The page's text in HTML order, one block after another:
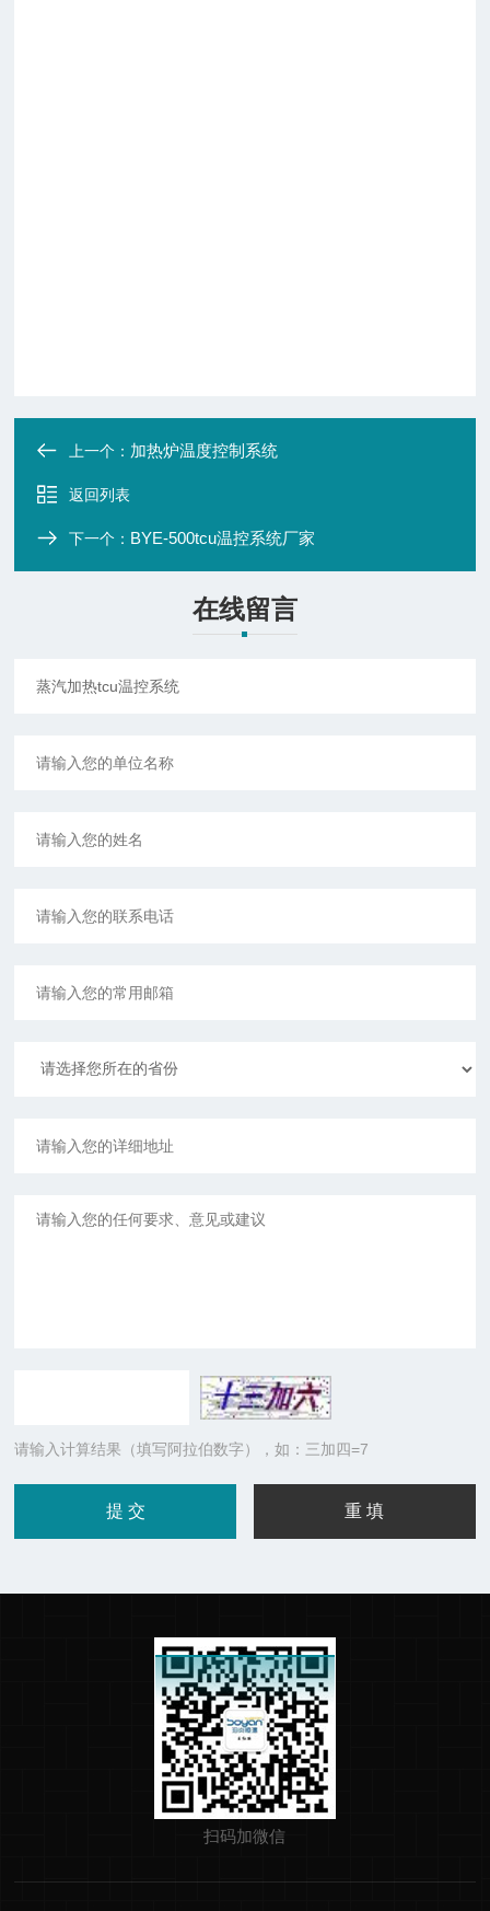
上一个： 加热炉温度控制系统
返回列表
下一个： BYE-500tcu温控系统厂家
在线留言
请输入计算结果（填写阿拉伯数字），如：三加四=7
扫码加微信